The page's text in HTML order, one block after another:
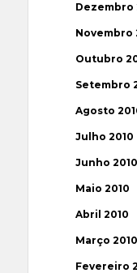
Dezembro
Novembro
Outubro
Setembro
Agosto
Julho 2010
Junho 2010
Maio 2010
Abril 2010
Março 2010
Fevereiro